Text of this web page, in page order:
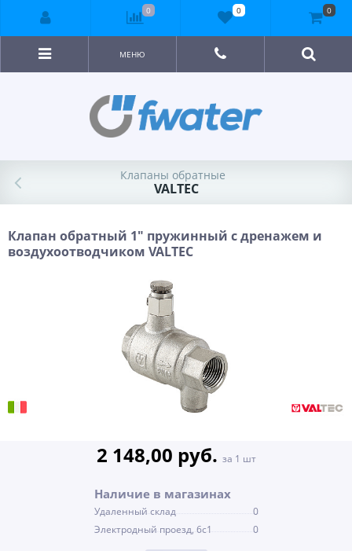
МЕНЮ
Клапаны обратные
VALTEC
Клапан обратный 1" пружинный с дренажем и
воздухоотводчиком VALTEC
2 148,00 руб. за 1 шт
Наличие в магазинах
Удаленный склад
0
Электродный проезд, 6с1
0
0 0 0